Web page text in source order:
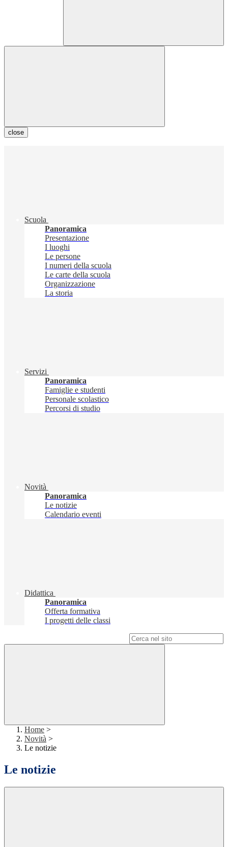
close
Scuola
Panoramica
Presentazione
I luoghi
Le persone
I numeri della scuola
Le carte della scuola
Organizzazione
La storia
Servizi
Panoramica
Famiglie e studenti
Personale scolastico
Percorsi di studio
Novità
Panoramica
Le notizie
Calendario eventi
Didattica
Panoramica
Offerta formativa
I progetti delle classi
Home >
Novità >
Le notizie
Le notizie